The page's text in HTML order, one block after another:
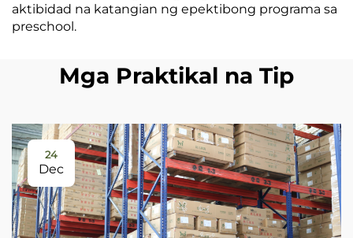
aktibidad na katangian ng epektibong programa sa
preschool.
Mga Praktikal na Tip
24
Dec